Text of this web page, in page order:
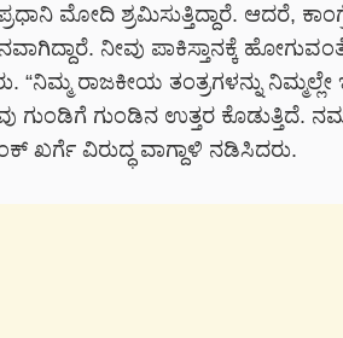
ಮೋದಿ ಶ್ರಮಿಸುತ್ತಿದ್ದಾರೆ. ಆದರೆ,
ನೀವು ಪಾಕಿಸ್ತಾನಕ್ಕೆ
ರಾಜಕೀಯ ತಂತ್ರಗಳನ್ನು ನಿಮ್ಮಲ್ಲೇ
ಗುಂಡಿನ ಉತ್ತರ ಕೊಡುತ್ತಿದೆ.
ಖರ್ಗೆ ವಿರುದ್ಧ ವಾಗ್ದಾಳಿ ನಡಿಸಿದರು.